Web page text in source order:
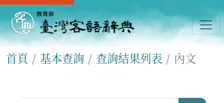
首頁 基本查詢 查詢結果列表 內文